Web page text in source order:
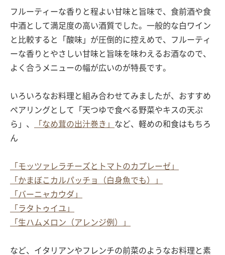
フルーティーな香りと程よい甘味と旨味で、食前酒や食
中酒として満足度の高い酒質でした。一般的な白ワイン
と比較すると「酸味」が圧倒的に控えめで、フルーティ
ーな香りとやさしい甘味と旨味を味わえるお酒なので、
よく合うメニューの幅が広いのが特長です。
いろいろなお料理と組み合わせてみましたが、おすすめ
ペアリングとして「天つゆで食べる野菜やキスの天ぷ
ら」、
「なめ茸の出汁巻き」 など、軽めの和食はもちろ
ん
「モッツァレラチーズとトマトのカプレーゼ」
「かまぼこカルパッチョ（白身魚でも）」
「バーニャカウダ」
「ラタトゥイユ」
「生ハムメロン（アレンジ例）」
など、イタリアンやフレンチの前菜のようなお料理と素